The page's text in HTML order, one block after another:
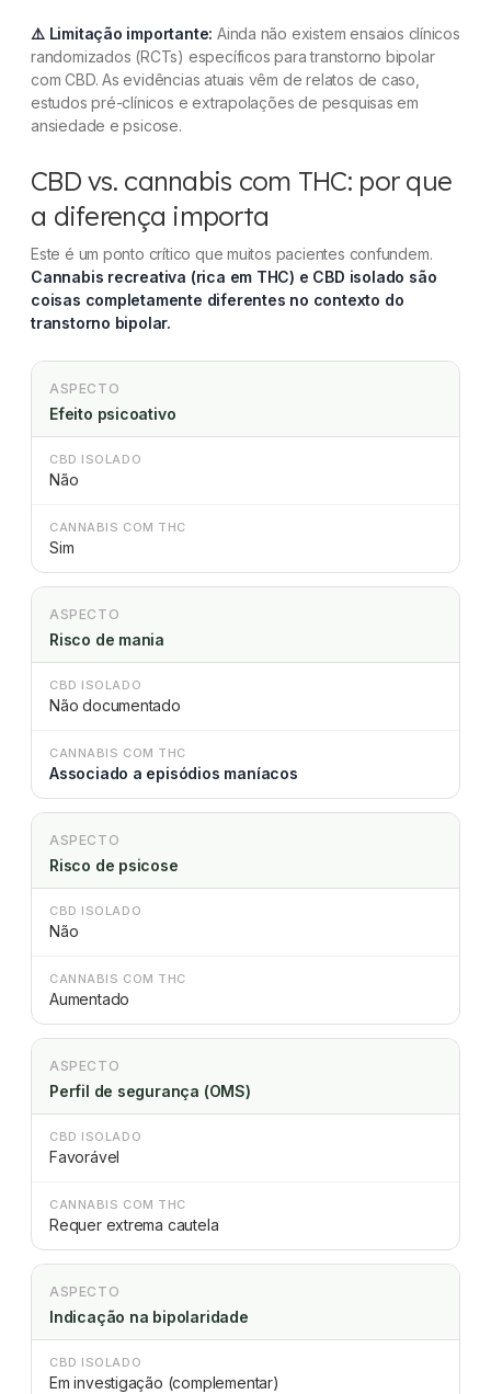
⚠️ Limitação importante: Ainda não existem ensaios clínicos
randomizados (RCTs) específicos para transtorno bipolar
com CBD. As evidências atuais vêm de relatos de caso,
estudos pré-clínicos e extrapolações de pesquisas em
ansiedade e psicose.
CBD vs. cannabis com THC: por que
a diferença importa
Este é um ponto crítico que muitos pacientes confundem.
Cannabis recreativa (rica em THC) e CBD isolado são
coisas completamente diferentes no contexto do
transtorno bipolar.
ASPECTO
Efeito psicoativo
CBD ISOLADO
Não
CANNABIS COM THC
Sim
ASPECTO
Risco de mania
CBD ISOLADO
Não documentado
CANNABIS COM THC
Associado a episódios maníacos
ASPECTO
Risco de psicose
CBD ISOLADO
Não
CANNABIS COM THC
Aumentado
ASPECTO
Perfil de segurança (OMS)
CBD ISOLADO
Favorável
CANNABIS COM THC
Requer extrema cautela
ASPECTO
Indicação na bipolaridade
CBD ISOLADO
Em investigação (complementar)